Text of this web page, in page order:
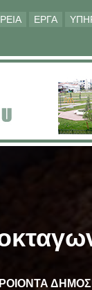
ΕΡΓΑ